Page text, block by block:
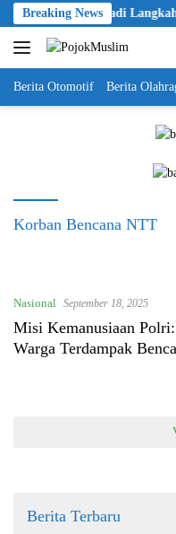
Skip
to
content
Breaking News
KBPP Polri Jadi Langkah
Berita Otomotif Berita
Korban Bencana NTT
Nasional September 18, 2025
Misi Kemanusiaan
Warga Terdampak
Berita Terbaru